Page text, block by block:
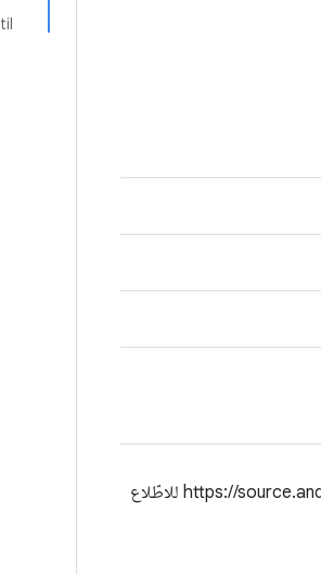
أداة إعداد الجهاز التي تُثبِّت صورة نظام Android العامة على الجهاز يُرجى الاطّلاع على https://source.android.com/setup/build/gsi للاطّلاع